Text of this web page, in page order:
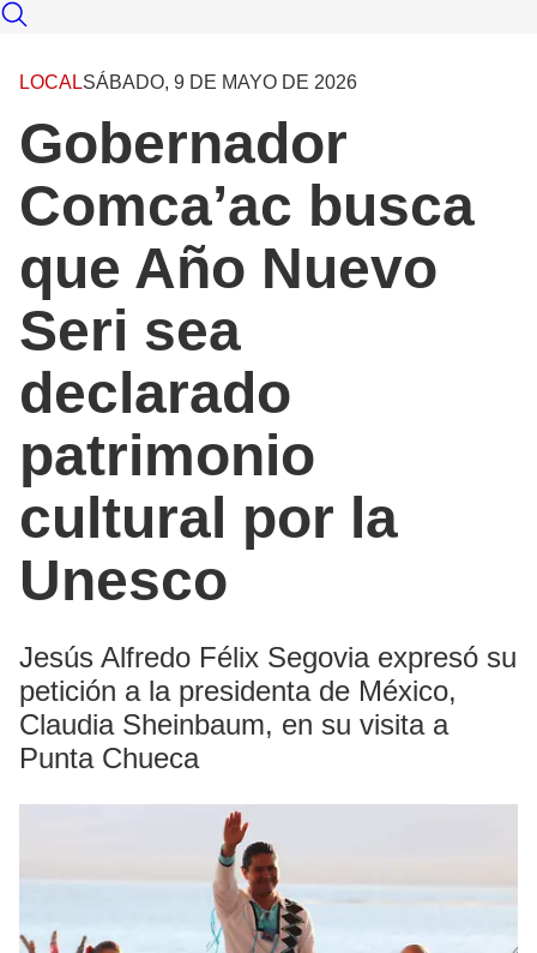
LOCALSÁBADO, 9 DE MAYO DE 2026
Gobernador
Comca’ac busca
que Año Nuevo
Seri sea
declarado
patrimonio
cultural por la
Unesco
Jesús Alfredo Félix Segovia expresó su
petición a la presidenta de México,
Claudia Sheinbaum, en su visita a
Punta Chueca